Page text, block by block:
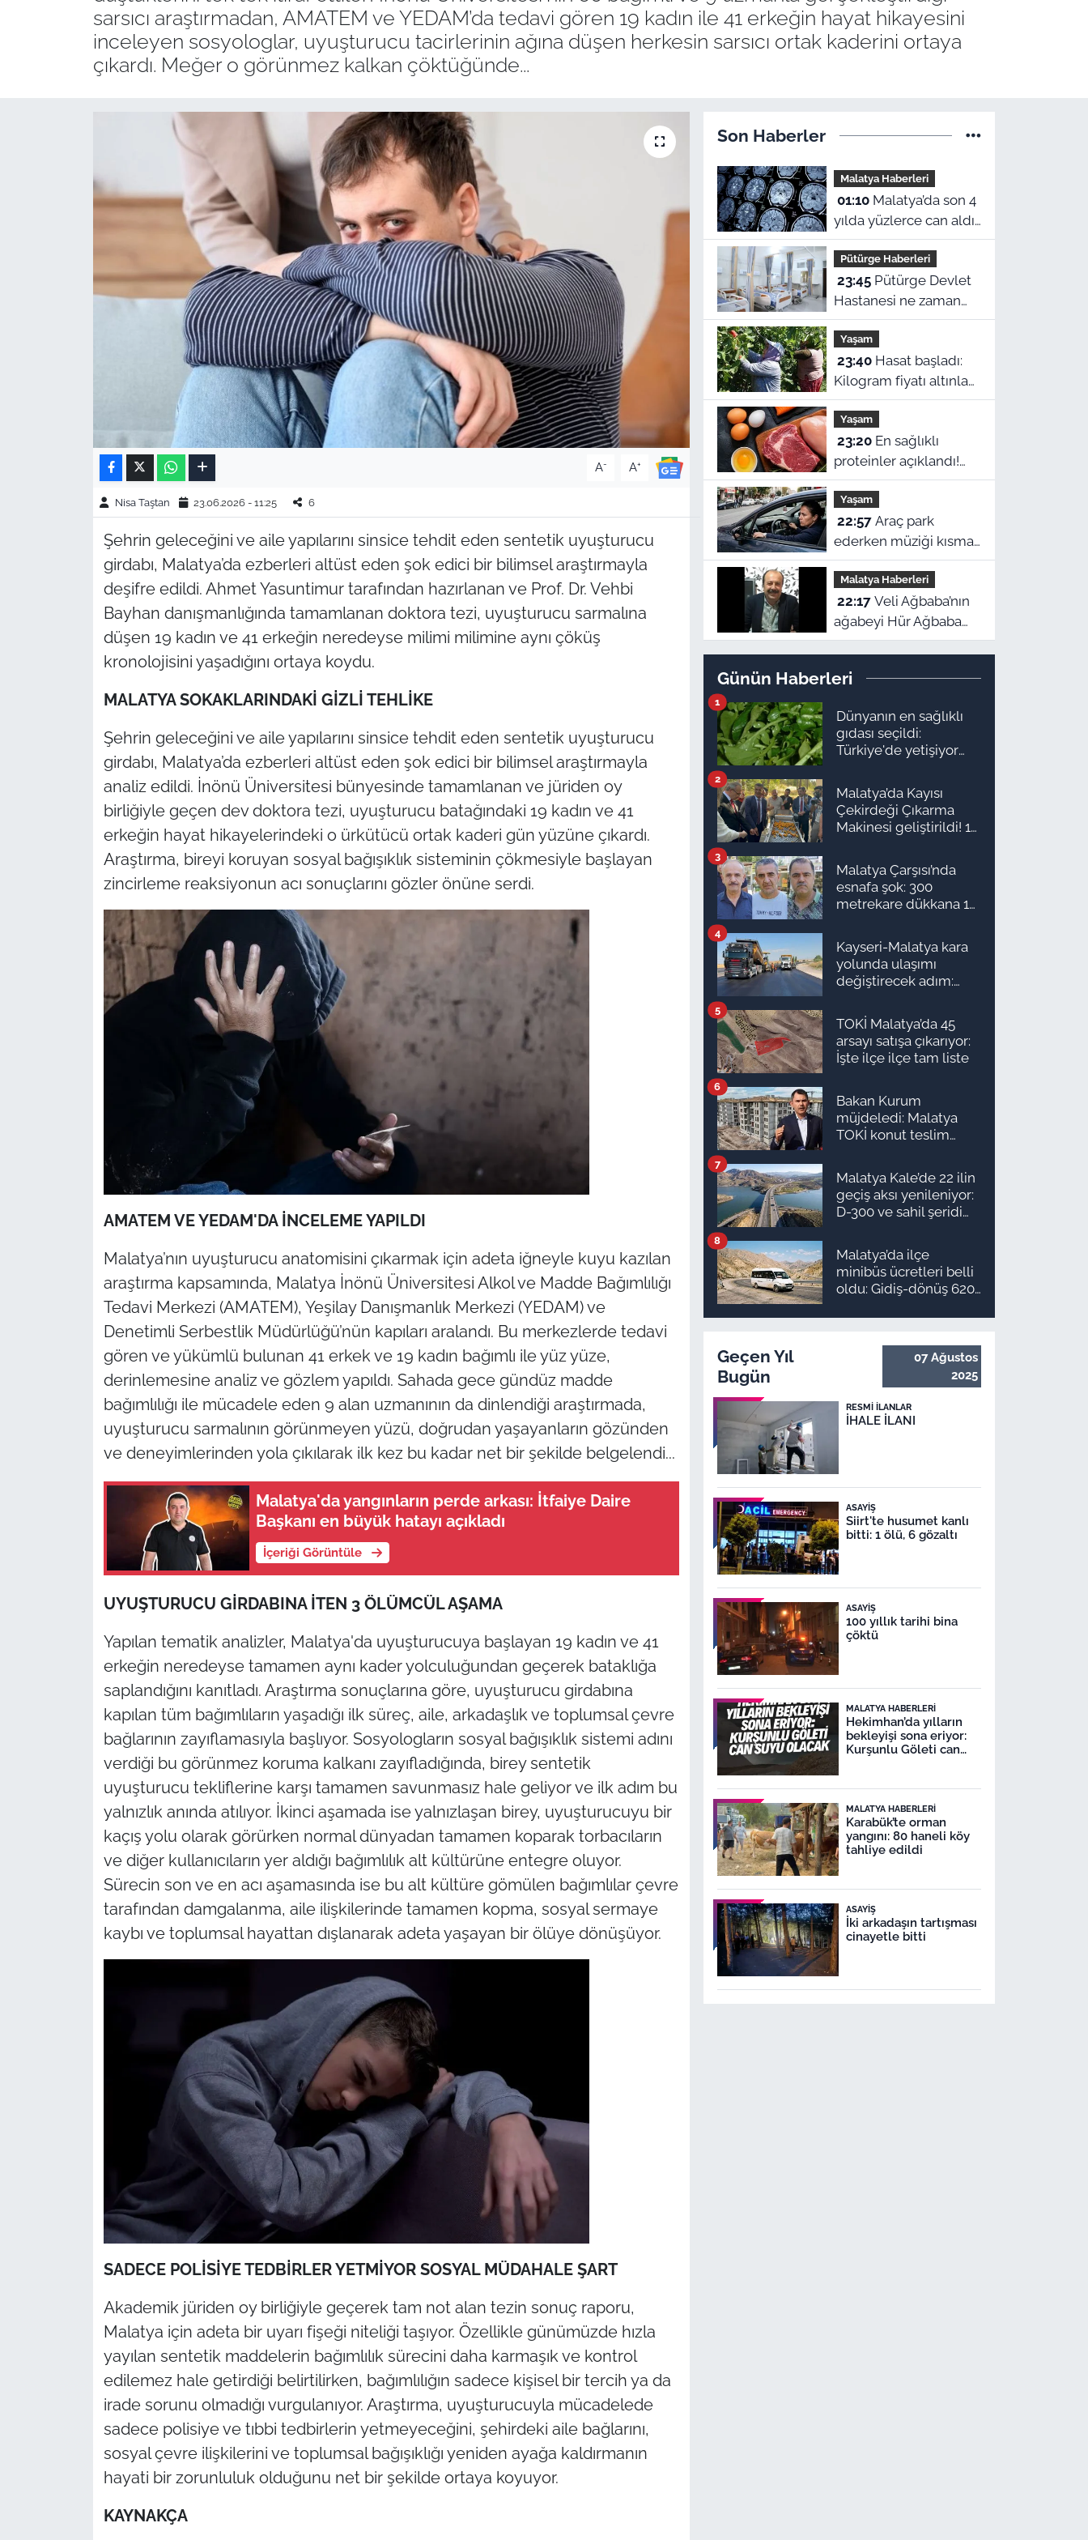
sarsıcı araştırmadan, AMATEM ve YEDAM’da tedavi gören 19 kadın ile 41 erkeğin hayat hikayesini
inceleyen sosyologlar, uyuşturucu tacirlerinin ağına düşen herkesin sarsıcı ortak kaderini ortaya
çıkardı. Meğer o görünmez kalkan çöktüğünde...
A- A+
Nisa Taştan 23.06.2026 - 11:25 6
Şehrin geleceğini ve aile yapılarını sinsice tehdit eden sentetik uyuşturucu
girdabı, Malatya’da ezberleri altüst eden şok edici bir bilimsel araştırmayla
deşifre edildi. Ahmet Yasuntimur tarafından hazırlanan ve Prof. Dr. Vehbi
Bayhan danışmanlığında tamamlanan doktora tezi, uyuşturucu sarmalına
düşen 19 kadın ve 41 erkeğin neredeyse milimi milimine aynı çöküş
kronolojisini yaşadığını ortaya koydu.
MALATYA SOKAKLARINDAKİ GİZLİ TEHLİKE
Şehrin geleceğini ve aile yapılarını sinsice tehdit eden sentetik uyuşturucu
girdabı, Malatya’da ezberleri altüst eden şok edici bir bilimsel araştırmayla
analiz edildi. İnönü Üniversitesi bünyesinde tamamlanan ve jüriden oy
birliğiyle geçen dev doktora tezi, uyuşturucu batağındaki 19 kadın ve 41
erkeğin hayat hikayelerindeki o ürkütücü ortak kaderi gün yüzüne çıkardı.
Araştırma, bireyi koruyan sosyal bağışıklık sisteminin çökmesiyle başlayan
zincirleme reaksiyonun acı sonuçlarını gözler önüne serdi.
AMATEM VE YEDAM'DA İNCELEME YAPILDI
Malatya’nın uyuşturucu anatomisini çıkarmak için adeta iğneyle kuyu kazılan
araştırma kapsamında, Malatya İnönü Üniversitesi Alkol ve Madde Bağımlılığı
Tedavi Merkezi (AMATEM), Yeşilay Danışmanlık Merkezi (YEDAM) ve
Denetimli Serbestlik Müdürlüğü’nün kapıları aralandı. Bu merkezlerde tedavi
gören ve yükümlü bulunan 41 erkek ve 19 kadın bağımlı ile yüz yüze,
derinlemesine analiz ve gözlem yapıldı. Sahada gece gündüz madde
bağımlılığı ile mücadele eden 9 alan uzmanının da dinlendiği araştırmada,
uyuşturucu sarmalının görünmeyen yüzü, doğrudan yaşayanların gözünden
ve deneyimlerinden yola çıkılarak ilk kez bu kadar net bir şekilde belgelendi...
Malatya'da yangınların perde arkası: İtfaiye Daire
Başkanı en büyük hatayı açıkladı
İçeriği Görüntüle
UYUŞTURUCU GİRDABINA İTEN 3 ÖLÜMCÜL AŞAMA
Yapılan tematik analizler, Malatya'da uyuşturucuya başlayan 19 kadın ve 41
erkeğin neredeyse tamamen aynı kader yolculuğundan geçerek bataklığa
saplandığını kanıtladı. Araştırma sonuçlarına göre, uyuşturucu girdabına
kapılan tüm bağımlıların yaşadığı ilk süreç, aile, arkadaşlık ve toplumsal çevre
bağlarının zayıflamasıyla başlıyor. Sosyologların sosyal bağışıklık sistemi adını
verdiği bu görünmez koruma kalkanı zayıfladığında, birey sentetik
uyuşturucu tekliflerine karşı tamamen savunmasız hale geliyor ve ilk adım bu
yalnızlık anında atılıyor. İkinci aşamada ise yalnızlaşan birey, uyuşturucuyu bir
kaçış yolu olarak görürken normal dünyadan tamamen koparak torbacıların
ve diğer kullanıcıların yer aldığı bağımlılık alt kültürüne entegre oluyor.
Sürecin son ve en acı aşamasında ise bu alt kültüre gömülen bağımlılar çevre
tarafından damgalanma, aile ilişkilerinde tamamen kopma, sosyal sermaye
kaybı ve toplumsal hayattan dışlanarak adeta yaşayan bir ölüye dönüşüyor.
SADECE POLİSİYE TEDBİRLER YETMİYOR SOSYAL MÜDAHALE ŞART
Akademik jüriden oy birliğiyle geçerek tam not alan tezin sonuç raporu,
Malatya için adeta bir uyarı fişeği niteliği taşıyor. Özellikle günümüzde hızla
yayılan sentetik maddelerin bağımlılık sürecini daha karmaşık ve kontrol
edilemez hale getirdiği belirtilirken, bağımlılığın sadece kişisel bir tercih ya da
irade sorunu olmadığı vurgulanıyor. Araştırma, uyuşturucuyla mücadelede
sadece polisiye ve tıbbi tedbirlerin yetmeyeceğini, şehirdeki aile bağlarını,
sosyal çevre ilişkilerini ve toplumsal bağışıklığı yeniden ayağa kaldırmanın
hayati bir zorunluluk olduğunu net bir şekilde ortaya koyuyor.
KAYNAKÇA
Son Haberler
Malatya Haberleri
01:10Malatya’da son 4
yılda yüzlerce can aldı!
Sinir sistemi ve duyu
organı hastalıklarında
şok veriler
Pütürge Haberleri
23:45Pütürge Devlet
Hastanesi ne zaman
açılacak? Vali Yavuz
açıkladı
Yaşam
23:40Hasat başladı:
Kilogram fiyatı altınla
yarışıyor
Yaşam
23:20En sağlıklı
proteinler açıklandı!
Zirvede ne et ne de
yumurta var
Yaşam
22:57Araç park
ederken müziği kısmak
tesadüf değil! Beynin
gizli refleksiymiş
Malatya Haberleri
22:17Veli Ağbaba’nın
ağabeyi Hür Ağbaba
tutuklandı!
Günün Haberleri
Dünyanın en sağlıklı
gıdası seçildi:
Türkiye'de yetişiyor
bakmıyor
1
Malatya’da Kayısı
Çekirdeği Çıkarma
Makinesi geliştirildi! 16
2
Malatya Çarşısı’nda
esnafa şok: 300
metrekare dükkana 1
3
Kayseri-Malatya kara
yolunda ulaşımı
değiştirecek adım:
4
TOKİ Malatya’da 45
arsayı satışa çıkarıyor:
İşte ilçe ilçe tam liste
5
Bakan Kurum
müjdeledi: Malatya
TOKİ konut teslim
ilçe ilçe teslimat
takvimi ve ödeme
planı
6
Malatya Kale’de 22 ilin
geçiş aksı yenileniyor:
D-300 ve sahil şeridi
7
Malatya’da ilçe
minibüs ücretleri belli
oldu: Gidiş-dönüş 620
8
Geçen Yıl
Bugün
07 Ağustos
2025
RESMI İLANLAR
İHALE İLANI
ASAYIŞ
Siirt'te husumet kanlı
bitti: 1 ölü, 6 gözaltı
ASAYIŞ
100 yıllık tarihi bina
çöktü
MALATYA HABERLERI
Hekimhan’da yılların
bekleyişi sona eriyor:
Kurşunlu Göleti can
MALATYA HABERLERI
Karabük’te orman
yangını: 80 haneli köy
tahliye edildi
ASAYIŞ
İki arkadaşın tartışması
cinayetle bitti